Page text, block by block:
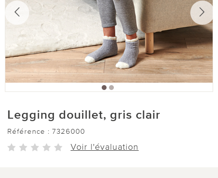
Legging douillet, gris clair
Référence : 7326000
Voir l'évaluation